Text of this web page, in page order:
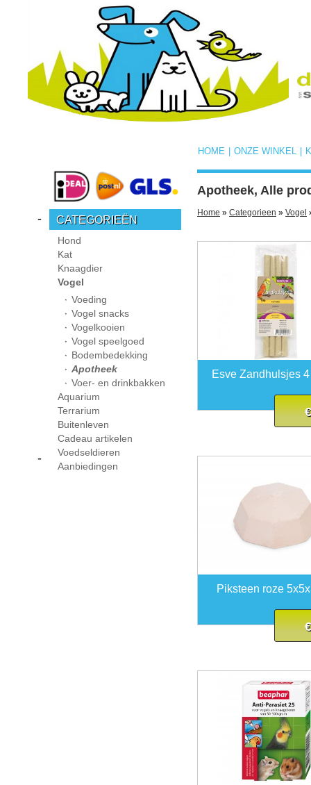
ONZE WINKEL
HOME
CATEGORIEËN
-
Hond
Kat
Knaagdier
Vogel
Voeding
Vogel snacks
Vogelkooien
Vogel speelgoed
Bodembedekking
Apotheek
Voer- en drinkbakken
Aquarium
Terrarium
Buitenleven
Cadeau artikelen
Voedseldieren
Aanbiedingen
-
Apotheek, Alle
Home » Categorieen » Vogel
Esve Zandhulsjes
Piksteen roze